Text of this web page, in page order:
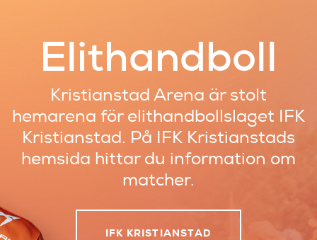
Elithandboll
Kristianstad Arena är stolt
hemarena för elithandbollslaget IFK
Kristianstad. På IFK Kristianstads
hemsida hittar du information om
matcher.
IFK KRISTIANSTAD